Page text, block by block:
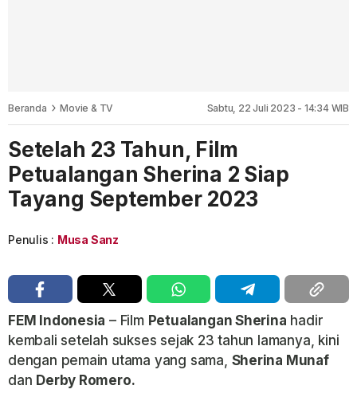
Beranda Movie & TV Sabtu, 22 Juli 2023 - 14:34 WIB
Setelah 23 Tahun, Film
Petualangan Sherina 2 Siap
Tayang September 2023
Penulis : Musa Sanz
FEM Indonesia – Film Petualangan Sherina hadir
kembali setelah sukses sejak 23 tahun lamanya, kini
dengan pemain utama yang sama, Sherina Munaf
dan Derby Romero.